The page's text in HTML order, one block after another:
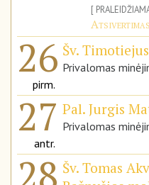
Atsivertimas
26
pirm.
Šv.
Privalomas
27
antr.
Pal. Jurgis
Privalomas
Šv. Tomas